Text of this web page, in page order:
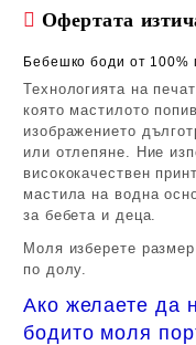
Офертата
Бебешко боди от 100%
Технологията на
която мастилото
изображението
или отлепяне. Ние
висококачествен
мастила на водна
за бебета и деца.
Моля изберете
по долу.
Ако желаете да
бодито моля